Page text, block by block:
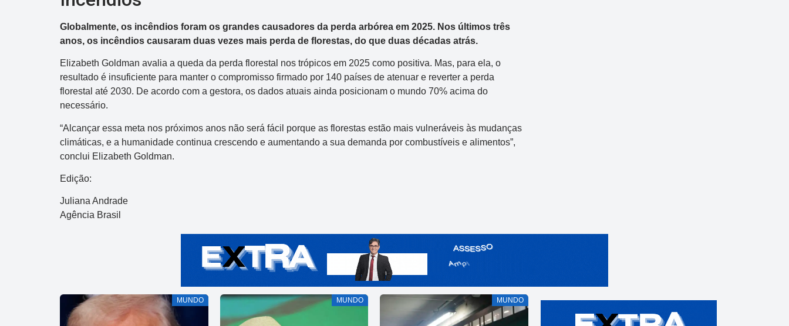
Globalmente, os incêndios foram os grandes causadores da perda arbórea em 2025. Nos últimos três
anos, os incêndios causaram duas vezes mais perda de florestas, do que duas décadas atrás.
Elizabeth Goldman avalia a queda da perda florestal nos trópicos em 2025 como positiva. Mas, para ela, o
resultado é insuficiente para manter o compromisso firmado por 140 países de atenuar e reverter a perda
florestal até 2030. De acordo com a gestora, os dados atuais ainda posicionam o mundo 70% acima do
necessário.
“Alcançar essa meta nos próximos anos não será fácil porque as florestas estão mais vulneráveis às mudanças
climáticas, e a humanidade continua crescendo e aumentando a sua demanda por combustíveis e alimentos”,
conclui Elizabeth Goldman.
Edição:
Juliana Andrade
Agência Brasil
MUNDO MUNDO MUNDO